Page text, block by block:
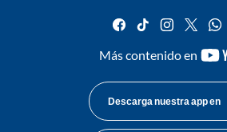
facebook
tiktok
Más contenido en
Descarga nuestra app en